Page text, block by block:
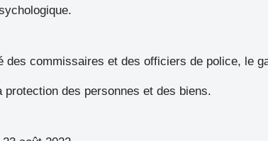
des commissaires et des officiers de police, le
protection des personnes et des biens.